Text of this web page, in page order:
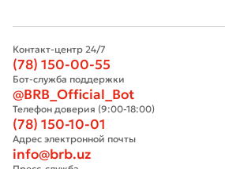
Контакт-центр 24/7
(78) 150-00-55
Бот-служба поддержки
@BRB_Official_Bot
Телефон доверия (9:00-18:00)
(78) 150-10-01
Адрес электронной почты
info@brb.uz